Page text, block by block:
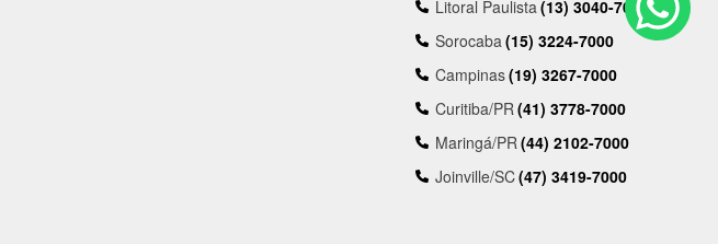
Litoral Paulista(13) 3040-7000
Sorocaba(15) 3224-7000
Campinas(19) 3267-7000
Curitiba/PR(41) 3778-7000
Maringá/PR(44) 2102-7000
Joinville/SC(47) 3419-7000